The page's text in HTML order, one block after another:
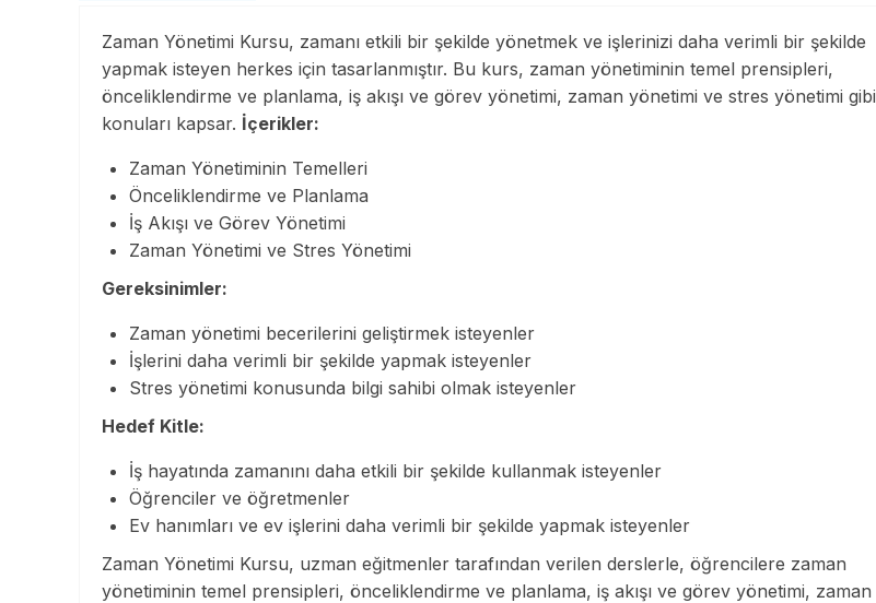
Zaman Yönetimi Kursu, zamanı etkili bir şekilde yönetmek ve işlerinizi daha verimli bir şekilde
yapmak isteyen herkes için tasarlanmıştır. Bu kurs, zaman yönetiminin temel prensipleri,
önceliklendirme ve planlama, iş akışı ve görev yönetimi, zaman yönetimi ve stres yönetimi gibi
konuları kapsar. İçerikler:
Zaman Yönetiminin Temelleri
Önceliklendirme ve Planlama
İş Akışı ve Görev Yönetimi
Zaman Yönetimi ve Stres Yönetimi
Gereksinimler:
Zaman yönetimi becerilerini geliştirmek isteyenler
İşlerini daha verimli bir şekilde yapmak isteyenler
Stres yönetimi konusunda bilgi sahibi olmak isteyenler
Hedef Kitle:
İş hayatında zamanını daha etkili bir şekilde kullanmak isteyenler
Öğrenciler ve öğretmenler
Ev hanımları ve ev işlerini daha verimli bir şekilde yapmak isteyenler
Zaman Yönetimi Kursu, uzman eğitmenler tarafından verilen derslerle, öğrencilere zaman
yönetiminin temel prensipleri, önceliklendirme ve planlama, iş akışı ve görev yönetimi, zaman